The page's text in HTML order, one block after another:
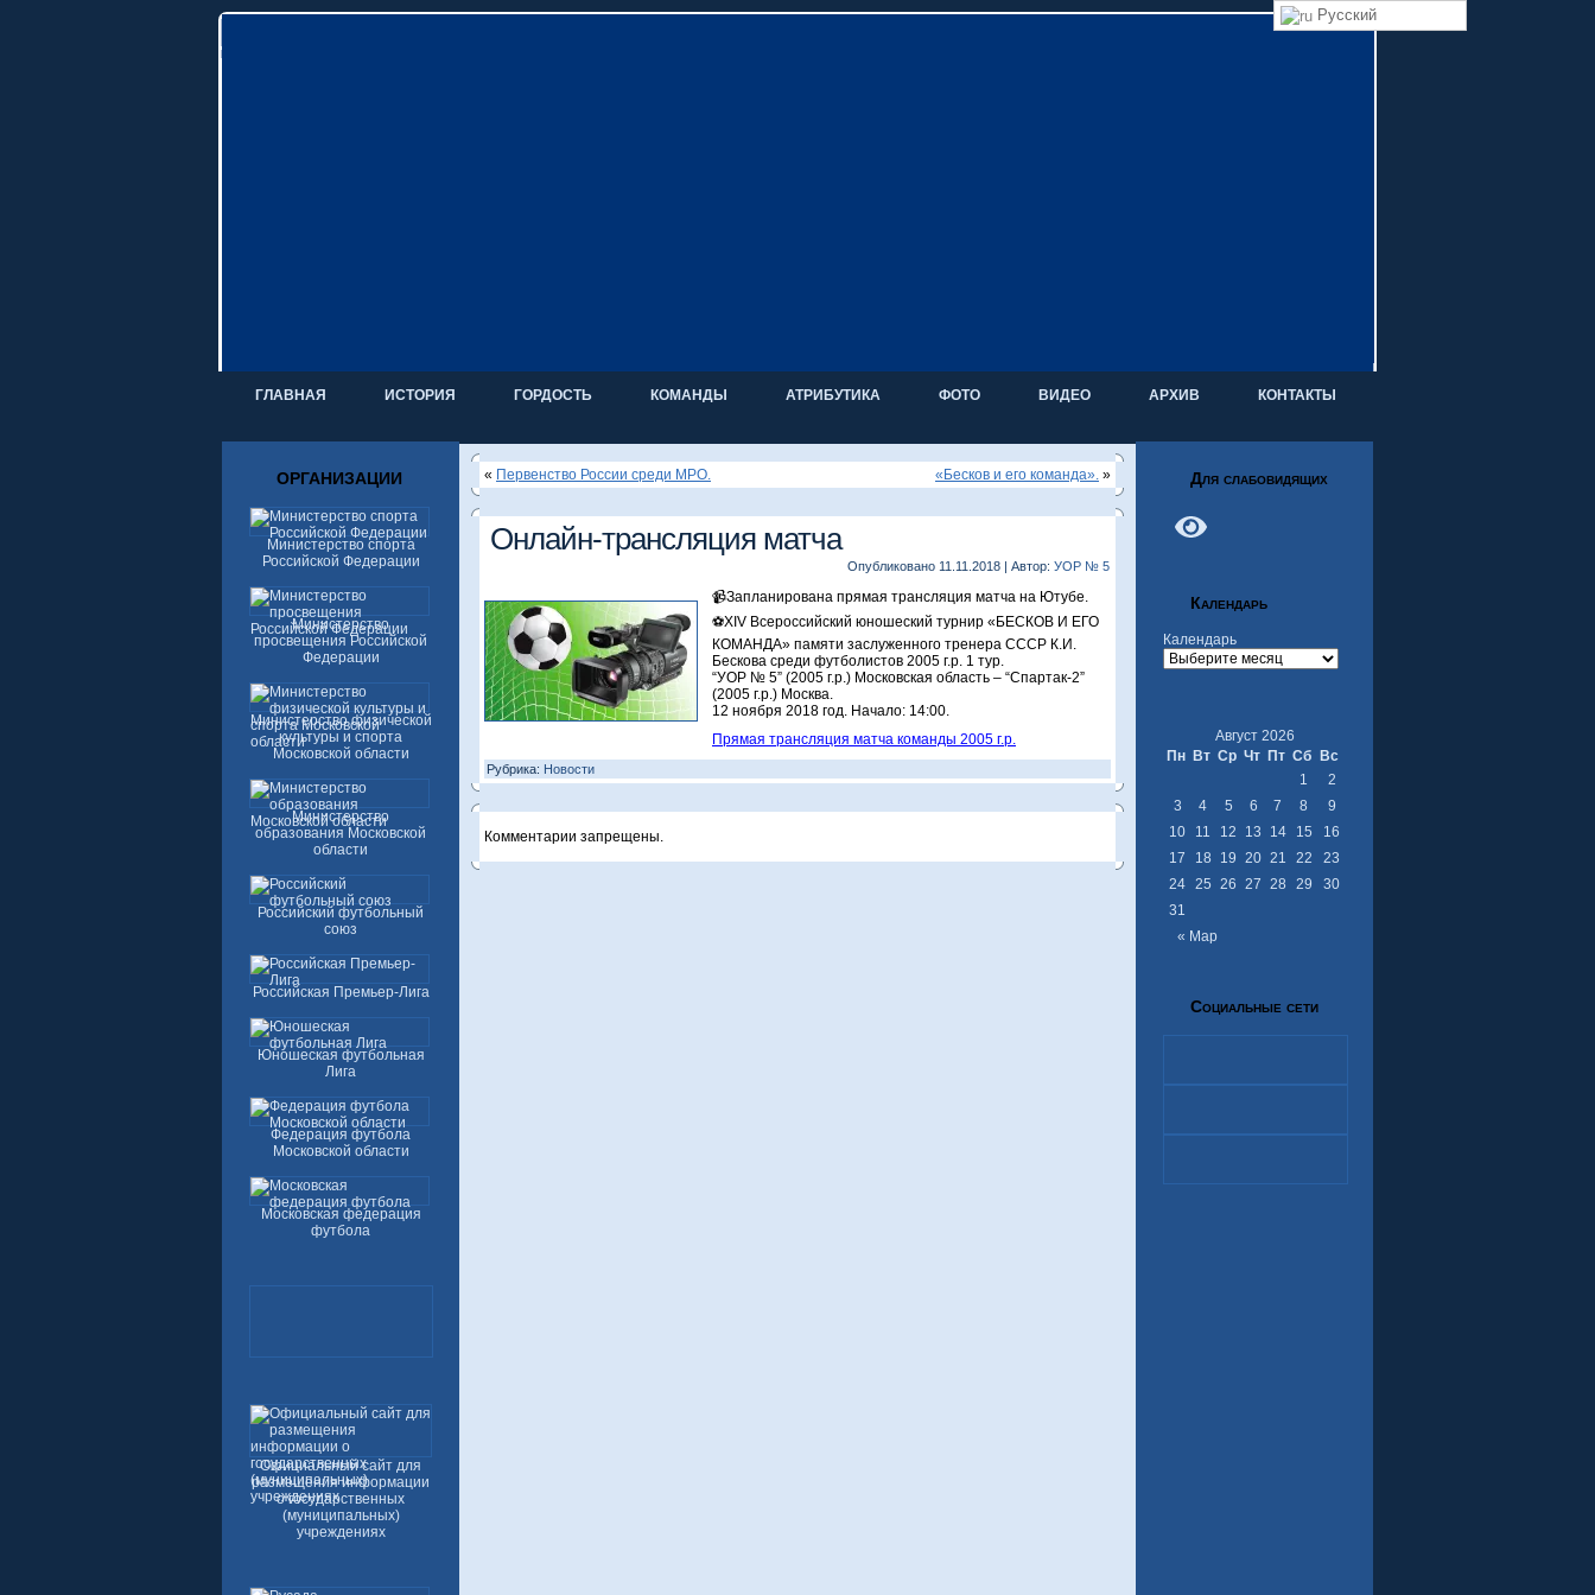
ГЛАВНАЯ ИСТОРИЯ ГОРДОСТЬ КОМАНДЫ АТРИБУТИКА ФОТО ВИДЕО АРХИВ КОНТАКТЫ
ОРГАНИЗАЦИИ
Министерство спорта
Российской Федерации
Министерство
просвещения Российской
Федерации
Министерство физической
культуры и спорта
Московской области
Министерство
образования Московской
области
Российский футбольный
союз
Российская Премьер-Лига
Юношеская футбольная
Лига
Федерация футбола
Московской области
Московская федерация
футбола
Официальный сайт для
размещения информации
о государственных
(муниципальных)
учреждениях
« Первенство России среди МРО. «Бесков и его команда». »
Онлайн-трансляция матча
Опубликовано 11.11.2018 | Автор: УОР № 5
📹Запланирована прямая трансляция матча на Ютубе.
⚽ХIV Всероссийский юношеский турнир «БЕСКОВ И ЕГО
КОМАНДА» памяти заслуженного тренера СССР К.И.
Бескова среди футболистов 2005 г.р. 1 тур.
“УОР № 5” (2005 г.р.) Московская область – “Спартак-2”
(2005 г.р.) Москва.
12 ноября 2018 год. Начало: 14:00.
Прямая трансляция матча команды 2005 г.р.
Рубрика: Новости
Комментарии запрещены.
Для слабовидящих
Календарь
Календарь
Август 2026
Пн Вт Ср Чт Пт Сб Вс
« Мар
1
2
3
4 5 6 7 8
9
10
11 12 13 14 15
16
17
18 19 20 21 22
23
24 25 26 27 28 29
30
31
Социальные сети
Русский